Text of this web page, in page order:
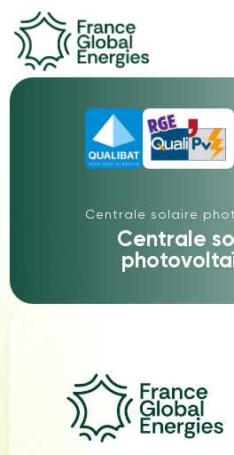
Centrale solaire
Centrale